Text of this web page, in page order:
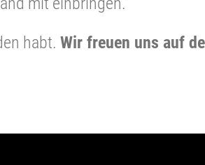
habt. Wir freuen uns auf